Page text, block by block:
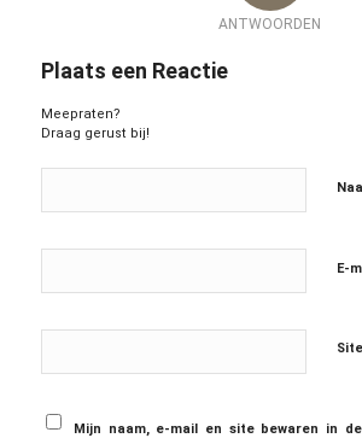
ANTWOORDEN
Plaats een Reactie
Meepraten?
Draag gerust bij!
E-
Site
Mijn naam, e-mail en site bewaren in